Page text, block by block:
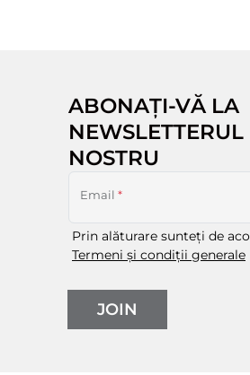
ABONAȚI-VĂ LA
NEWSLETTERUL
NOSTRU
Email *
Prin alăturare sunteți de
Termeni și condiții generale
JOIN